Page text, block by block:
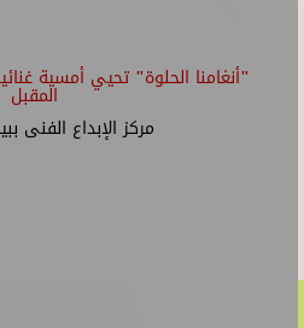
"أنغامنا الحلوة" تحيي أمسية
المقبل
مركز الإبداع الفنى